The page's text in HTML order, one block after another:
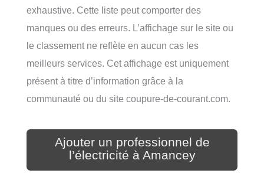
exhaustive. Cette liste peut comporter des
manques ou des erreurs. L’affichage sur le site ou
le classement ne reflète en aucun cas les
meilleurs services. Cet affichage est uniquement
présent à titre d’information grâce à la
communauté ou du site coupure-de-courant.com.
Ajouter un professionnel de
l’électricité à Amancey